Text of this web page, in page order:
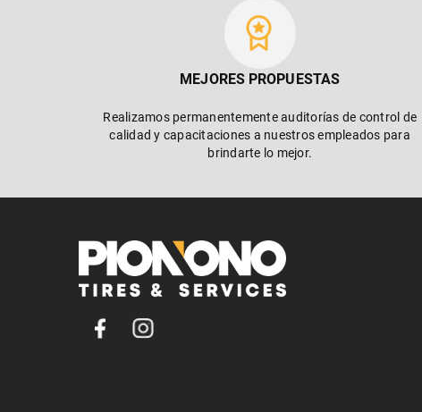
MEJORES PROPUESTAS
Realizamos permanentemente auditorías de control de
calidad y capacitaciones a nuestros empleados para
brindarte lo mejor.